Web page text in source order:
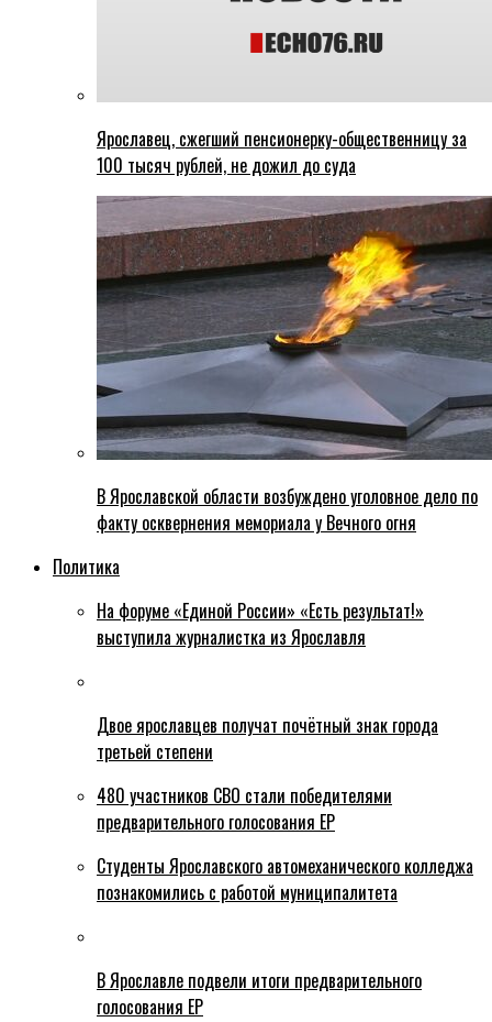
Ярославец, сжегший пенсионерку-общественницу за
100 тысяч рублей, не дожил до суда
В Ярославской области возбуждено уголовное дело по
факту осквернения мемориала у Вечного огня
Политика
На форуме «Единой России» «Есть результат!»
выступила журналистка из Ярославля
Двое ярославцев получат почётный знак города
третьей степени
480 участников СВО стали победителями
предварительного голосования ЕР
Студенты Ярославского автомеханического колледжа
познакомились с работой муниципалитета
В Ярославле подвели итоги предварительного
голосования ЕР